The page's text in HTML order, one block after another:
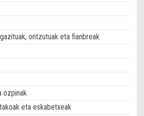
ontzutuak eta fianbreak
ozpinak
eta eskabetxeak